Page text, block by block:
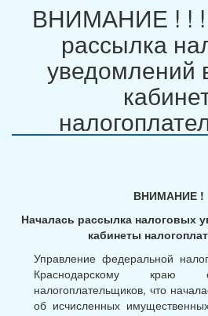
ВНИМАНИЕ ! ! !
рассылка
уведомлений
ВНИМАНИЕ !
Началась рассылка налоговых
кабинеты
Управление федеральной
Краснодарскому краю
налогоплательщиков, что
об исчисленных